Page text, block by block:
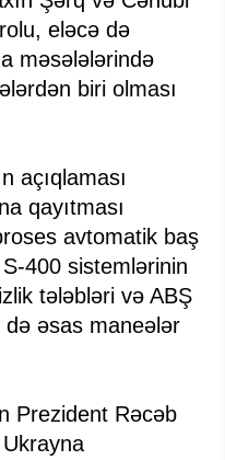
eləcə də
məsələlərində
biri olması
açıqlaması
qayıtması
avtomatik baş
400 sistemlərinin
tələbləri və ABŞ
əsas maneələr
Prezident Rəcəb